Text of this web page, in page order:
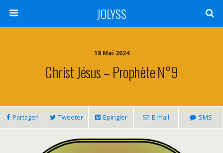
JOLYSS
18 Mai 2024
Christ Jésus – Prophète N°9
Partager Tweeter Épingler E-mail SMS